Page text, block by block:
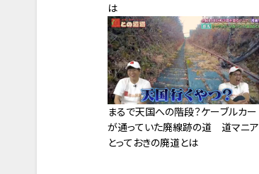
は
まるで天国への階段？ケーブルカー
が通っていた廃線跡の道 道マニア
とっておきの廃道とは